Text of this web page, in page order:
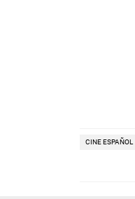
CINE ESPAÑOL